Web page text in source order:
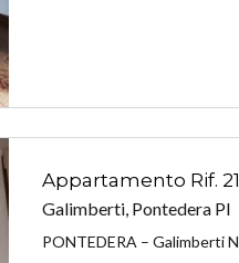
Appartamento Rif.
Galimberti, Pontedera PI
PONTEDERA – Galimberti